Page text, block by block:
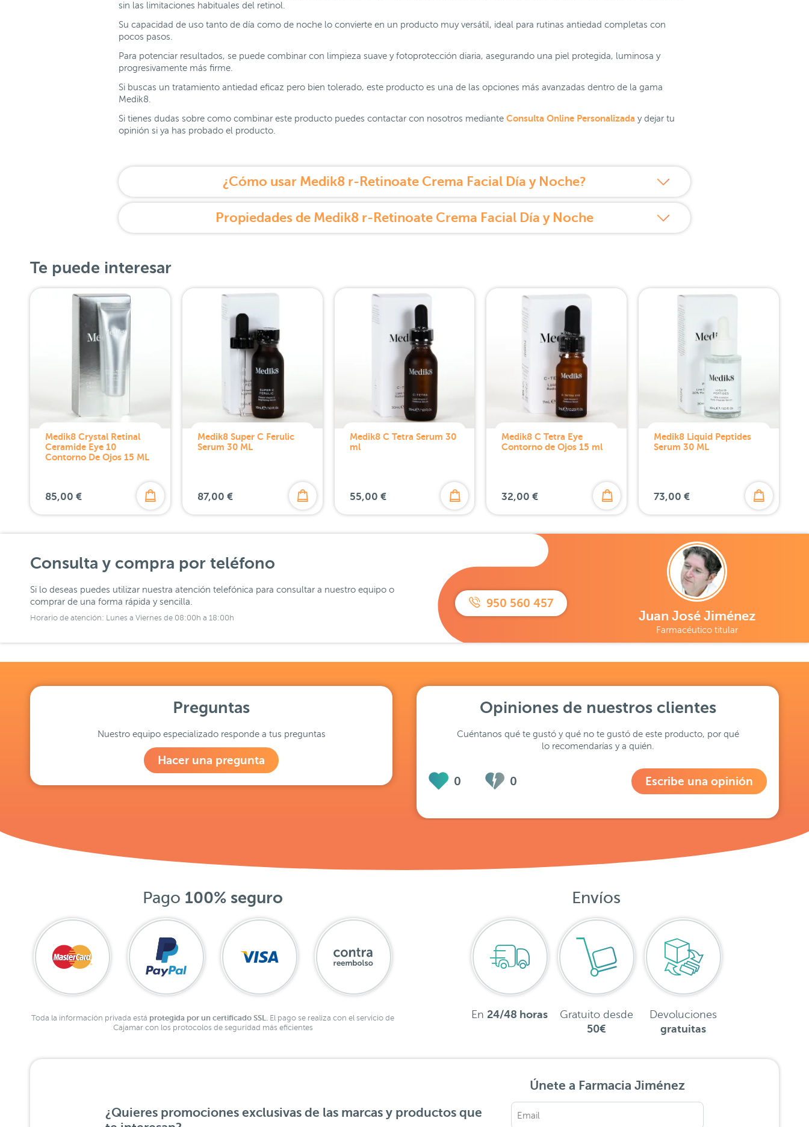
sin las limitaciones habituales del retinol.
Su capacidad de uso tanto de día como de noche lo convierte en un producto muy versátil, ideal para rutinas antiedad completas con
pocos pasos.
Para potenciar resultados, se puede combinar con limpieza suave y fotoprotección diaria, asegurando una piel protegida, luminosa y
progresivamente más firme.
Si buscas un tratamiento antiedad eficaz pero bien tolerado, este producto es una de las opciones más avanzadas dentro de la gama
Medik8.
Si tienes dudas sobre como combinar este producto puedes contactar con nosotros mediante Consulta Online Personalizada y dejar tu
opinión si ya has probado el producto.
¿Cómo usar Medik8 r-Retinoate Crema Facial Día y Noche?
Propiedades de Medik8 r-Retinoate Crema Facial Día y Noche
Te puede interesar
Medik8 Crystal Retinal
Ceramide Eye 10
Contorno De Ojos 15 ML
85,00 €
Medik8 Super C Ferulic
Serum 30 ML
87,00 €
Medik8 C Tetra Serum 30
ml
55,00 €
Medik8 C Tetra Eye
Contorno de Ojos 15 ml
32,00 €
Medik8 Liquid Peptides
Serum 30 ML
73,00 €
Consulta y compra por teléfono
Si lo deseas puedes utilizar nuestra atención telefónica para consultar a nuestro equipo o
comprar de una forma rápida y sencilla.
Horario de atención: Lunes a Viernes de 08:00h a 18:00h
950 560 457
Juan José Jiménez
Farmacéutico titular
Preguntas
Nuestro equipo especializado responde a tus preguntas
Hacer una pregunta
Opiniones de nuestros clientes
Cuéntanos qué te gustó y qué no te gustó de este producto, por qué
lo recomendarías y a quién.
0 0 Escribe una opinión
Pago 100% seguro
Toda la información privada está protegida por un certificado SSL.
El pago se realiza con el servicio de
Cajamar con los protocolos de seguridad más eficientes
Envíos
En 24/48 horas
Gratuito desde
50€
Devoluciones
gratuitas
¿Quieres promociones exclusivas de las marcas y productos que
Únete a Farmacia Jiménez